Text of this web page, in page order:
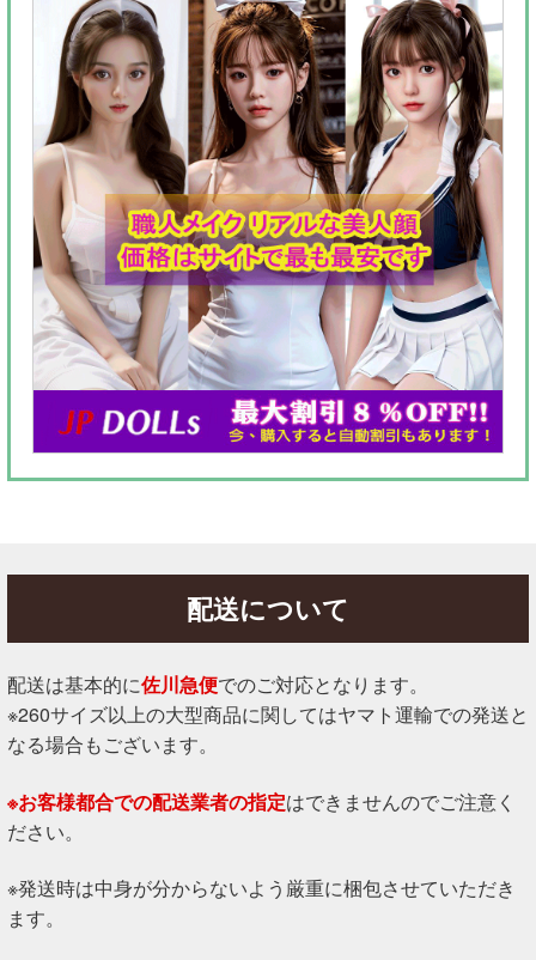
配送について
配送は基本的に佐川急便でのご対応となります。
※260サイズ以上の大型商品に関してはヤマト運輸での発送と
なる場合もございます。
※お客様都合での配送業者の指定はできませんのでご注意く
ださい。
※発送時は中身が分からないよう厳重に梱包させていただき
ます。